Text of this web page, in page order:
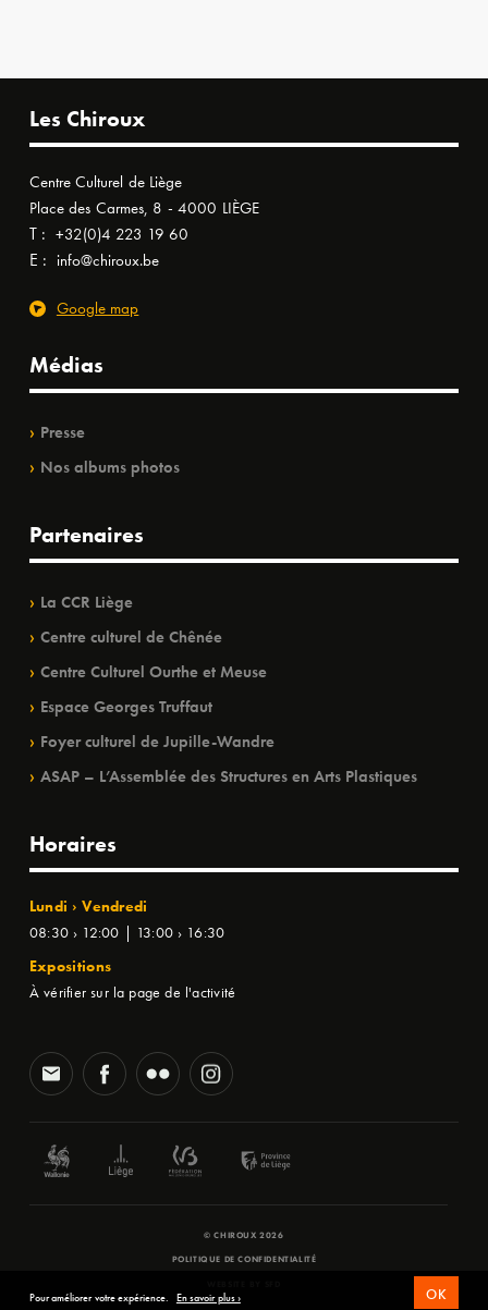
Les Chiroux
Centre Culturel de Liège
Place des Carmes, 8 - 4000 LIÈGE
T : +32(0)4 223 19 60
E : info@chiroux.be
Google map
Médias
Presse
Nos albums photos
Partenaires
La CCR Liège
Centre culturel de Chênée
Centre Culturel Ourthe et Meuse
Espace Georges Truffaut
Foyer culturel de Jupille-Wandre
ASAP – L’Assemblée des Structures en Arts Plastiques
Horaires
Lundi › Vendredi
08:30 › 12:00 | 13:00 › 16:30
Expositions
À vérifier sur la page de l'activité
© CHIROUX 2026
POLITIQUE DE CONFIDENTIALITÉ
Pour améliorer votre expérience. En savoir plus › OK